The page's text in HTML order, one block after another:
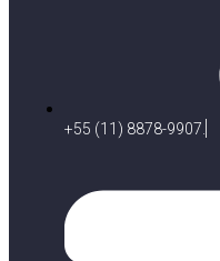
+55 (11) 8878-9907.